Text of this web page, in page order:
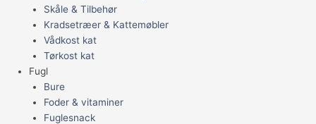
Skåle & Tilbehør
Kradsetræer & Kattemøbler
Vådkost kat
Tørkost kat
Fugl
Bure
Foder & vitaminer
Fuglesnack